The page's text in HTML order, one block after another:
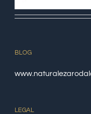
BLOG
LEGAL